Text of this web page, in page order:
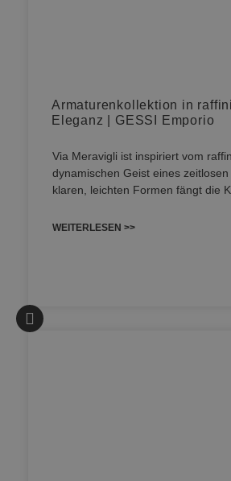
Armaturenkollektion in
Eleganz | GESSI Emporio
Via Meravigli ist inspiriert vom
dynamischen Geist eines
klaren, leichten Formen fängt die
WEITERLESEN >>